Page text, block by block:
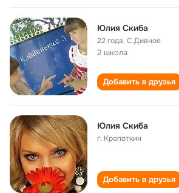
Юлия Скиба
22 года,С.Дивное
2 школа
Добавить в друзья
Юлия Скиба
г. Кропоткин
Добавить в друзья